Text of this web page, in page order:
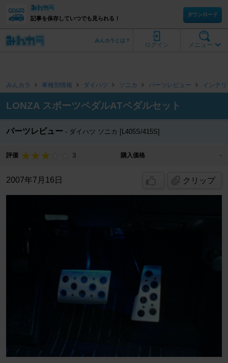
記事を保存していつでも見られる！
ダウンロード
メニュー
ログイン
みんカラとは？
みんカラ 車種別情報 ダイハツ ソニカ パーツレビュー インテ
LONZA スポーツペダルATペダルセット
パーツレビュー ダイハツ ソニカ [L405S/415S]
評価 3 購入価格 -
2007年7月16日 クリップ